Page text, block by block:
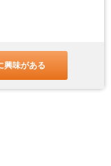
興味がある